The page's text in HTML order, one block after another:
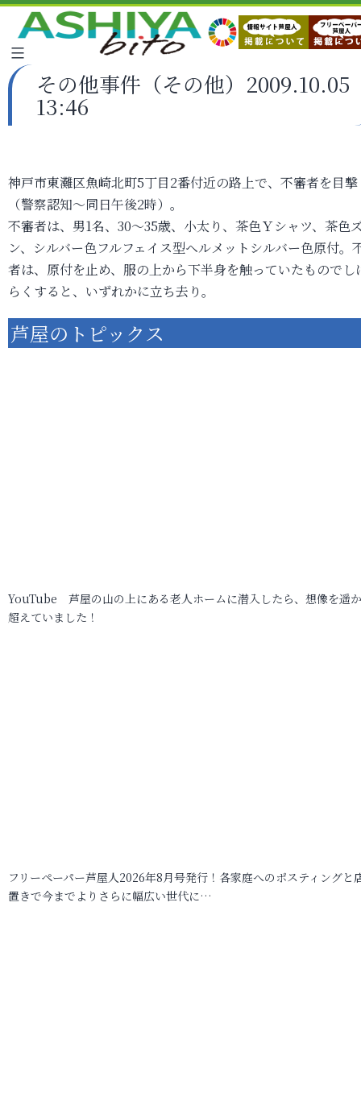
その他事件（その他）2009.10.05
13:46
神戸市東灘区魚崎北町5丁目2番付近の路上で、不審者を目撃
（警察認知～同日午後2時）。
不審者は、男1名、30～35歳、小太り、茶色Ｙシャツ、茶色
ン、シルバー色フルフェイス型ヘルメットシルバー色原付。
者は、原付を止め、服の上から下半身を触っていたものでし
らくすると、いずれかに立ち去り。
芦屋のトピックス
YouTube 芦屋の山の上にある老人ホームに潜入したら、想像を遥
超えていました！
フリーペーパー芦屋人2026年8月号発行！各家庭へのポスティングと
置きで今までよりさらに幅広い世代に…